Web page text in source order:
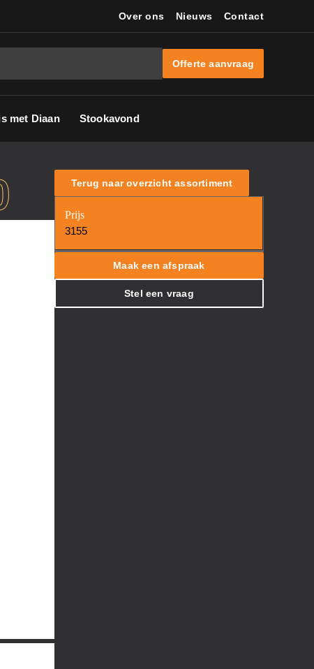
Over ons Nieuws Contact
Offerte aanvraag
met Diaan Stookavond
Terug naar overzicht assortiment
Prijs
3155
Maak een afspraak
Stel een vraag